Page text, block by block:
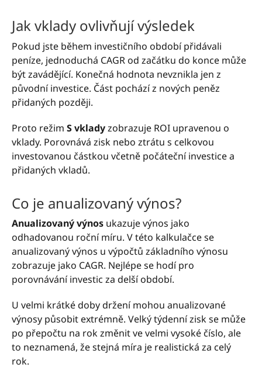
Jak vklady ovlivňují výsledek
Pokud jste během investičního období přidávali
peníze, jednoduchá CAGR od začátku do konce může
být zavádějící. Konečná hodnota nevznikla jen z
původní investice. Část pochází z nových peněz
přidaných později.
Proto režim S vkladyzobrazuje ROI upravenou o
vklady. Porovnává zisk nebo ztrátu s celkovou
investovanou částkou včetně počáteční investice a
přidaných vkladů.
Co je anualizovaný výnos?
Anualizovaný výnos ukazuje výnos jako
odhadovanou roční míru. V této kalkulačce se
anualizovaný výnos u výpočtů základního výnosu
zobrazuje jako CAGR. Nejlépe se hodí pro
porovnávání investic za delší období.
U velmi krátké doby držení mohou anualizované
výnosy působit extrémně. Velký týdenní zisk se může
po přepočtu na rok změnit ve velmi vysoké číslo, ale
to neznamená, že stejná míra je realistická za celý
rok.